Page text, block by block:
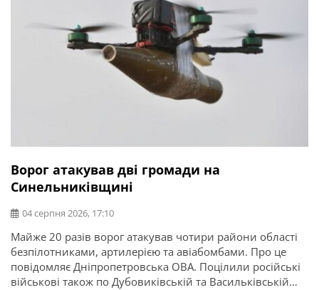
Ворог атакував дві громади на
Синельниківщині
04 серпня 2026, 17:10
Майже 20 разів ворог атакував чотири райони області
безпілотниками, артилерією та авіабомбами. Про це
повідомляє Дніпропетровська ОВА. Поцілили російські
військові також по Дубовиківській та Васильківській